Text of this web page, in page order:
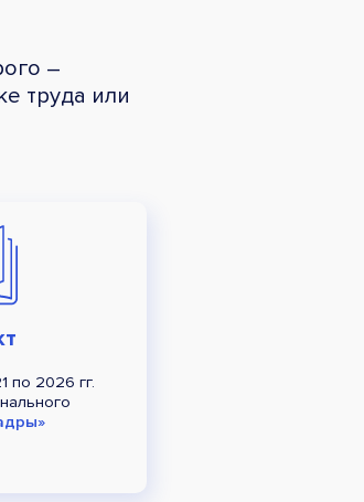
–
труда или
по 2026 гг.